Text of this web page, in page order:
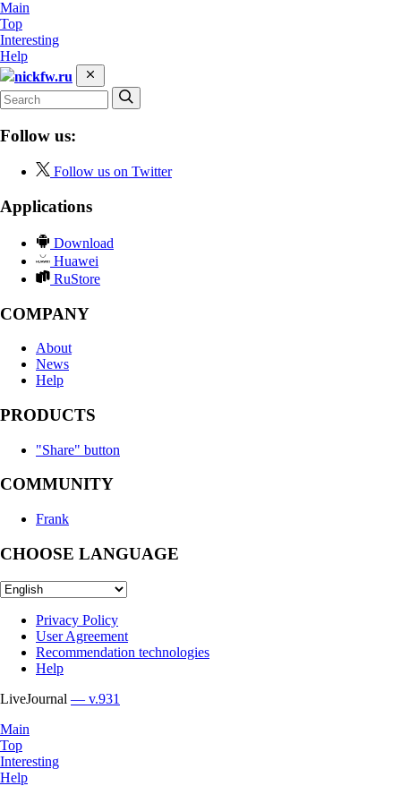
Main
Top
Interesting
Help
nickfw.ru
Follow us:
Follow us on Twitter
Applications
Download
Huawei
RuStore
COMPANY
About
News
Help
PRODUCTS
"Share" button
COMMUNITY
Frank
CHOOSE LANGUAGE
Privacy Policy
User Agreement
Recommendation technologies
Help
LiveJournal — v.931
Main
Top
Interesting
Help